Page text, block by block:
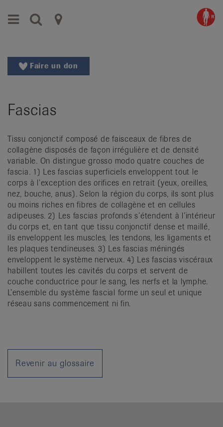
vers
au
Aller
Changer
de
Changer
de
langue:
de
Faire un don
Fascias
Tissu conjonctif composé de faisceaux de fibres de
collagène disposés de façon irrégulière et de densité
variable. On distingue grosso modo quatre couches de
fascia. 1) Les fascias superficiels enveloppent tout le
corps à l’exception des orifices en retrait (yeux, oreilles,
nez, bouche, anus). Selon la région du corps, ils sont plus
ou moins riches en fibres de collagène et en cellules
adipeuses. 2) Les fascias profonds s’étendent à l’intérieur
du corps et, en tant que tissu conjonctif dense et maillé,
ils enveloppent les muscles, les tendons, les ligaments et
les plaques tendineuses. 3) Les fascias méningés
enveloppent le système nerveux. 4) Les fascias viscéraux
habillent toutes les cavités du corps et servent de
couche conductrice pour le sang, les nerfs et la lymphe.
L’ensemble du système fascial forme un seul et unique
réseau sans commencement ni fin.
Revenir au glossaire
Menu Recherche
Ligues
contre
le
nationales
de
patients